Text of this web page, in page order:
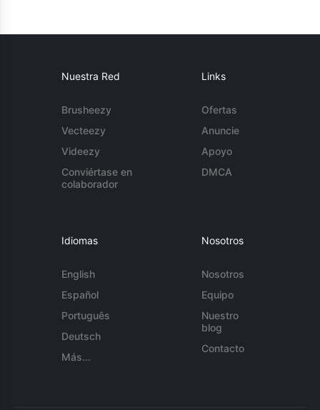
Nuestra Red
Brusheezy
Vecteezy
Videezy
Conviértase en
colaborador
Links
Ofertas
Anuncie
Apoyo
DMCA
Idiomas
English
Español
Português
Deutsch
Más...
Nosotros
Nosotros
Equipo
Nuestro
blog
Contacto